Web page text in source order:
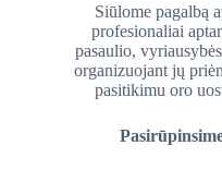
Siūlome pagalbą
profesionaliai
pasaulio,
organizuojant jų
pasitikimu oro